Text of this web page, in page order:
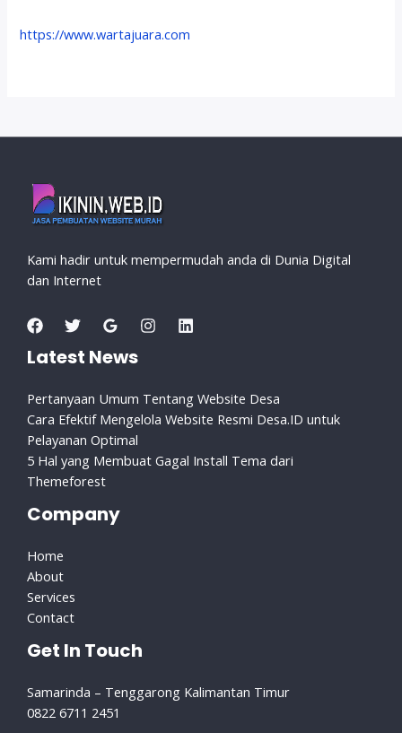
https://www.wartajuara.com
Kami hadir untuk mempermudah anda di Dunia Digital
dan Internet
Latest News
Pertanyaan Umum Tentang Website Desa
Cara Efektif Mengelola Website Resmi Desa.ID untuk
Pelayanan Optimal
5 Hal yang Membuat Gagal Install Tema dari
Themeforest
Company
Home
About
Services
Contact
Get In Touch
Samarinda – Tenggarong Kalimantan Timur
0822 6711 2451